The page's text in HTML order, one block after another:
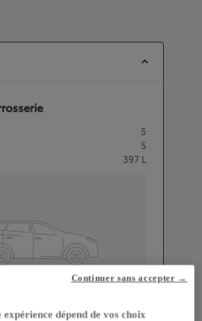
5
5
397 L
dépend de vos choix
Continuer sans accepter →